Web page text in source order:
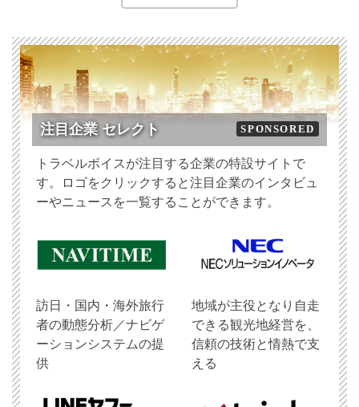
注目企業 セレクト SPONSORED
トラベルボイスが注目する企業の特設サイトで
す。ロゴをクリックすると注目企業のインタビュ
ーやニュースを一覧することができます。
訪日・国内・海外旅行
者の動態分析／ナビゲ
ーションシステムの提
供
地域が主役となり自走
できる観光地経営を、
信頼の技術と情熱で支
える